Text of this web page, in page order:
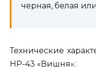
черная, белая
Технические
НР-43 «Вишня»: